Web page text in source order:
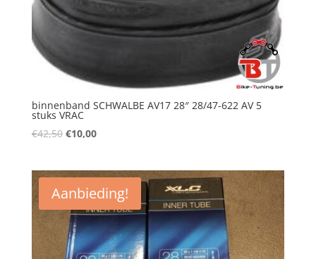
binnenband SCHWALBE AV17 28″ 28/47-622 AV 5
stuks VRAC
€42,50 €10,00
Aanbieding!